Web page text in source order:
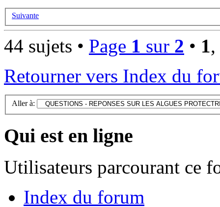
Suivante
44 sujets • Page 1 sur 2 • 1,
Retourner vers Index du
Aller à:
Qui est en ligne
Utilisateurs parcourant ce
Index du forum